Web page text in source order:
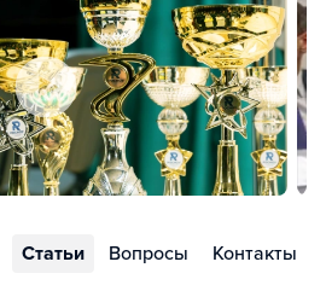
Статьи Вопросы Контакты